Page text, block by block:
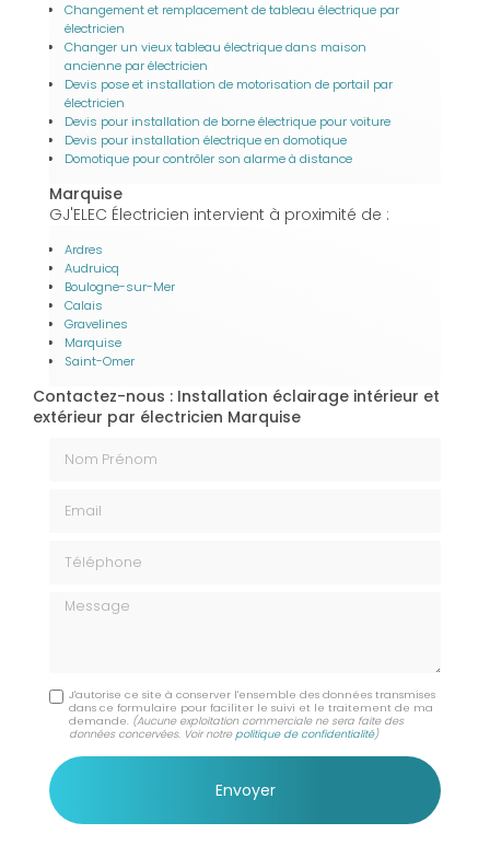
Changement et remplacement de tableau électrique par
électricien
Changer un vieux tableau électrique dans maison
ancienne par électricien
Devis pose et installation de motorisation de portail par
électricien
Devis pour installation de borne électrique pour voiture
Devis pour installation électrique en domotique
Domotique pour contrôler son alarme à distance
Marquise
GJ'ELEC Électricien intervient à proximité de :
Ardres
Audruicq
Boulogne-sur-Mer
Calais
Gravelines
Marquise
Saint-Omer
Contactez-nous : Installation éclairage intérieur et
extérieur par électricien Marquise
Message
J'autorise ce site à conserver l'ensemble des données transmises
dans ce formulaire pour faciliter le suivi et le traitement de ma
demande. (Aucune exploitation commerciale ne sera faite des
données concervées. Voir notrepolitique de confidentialité)